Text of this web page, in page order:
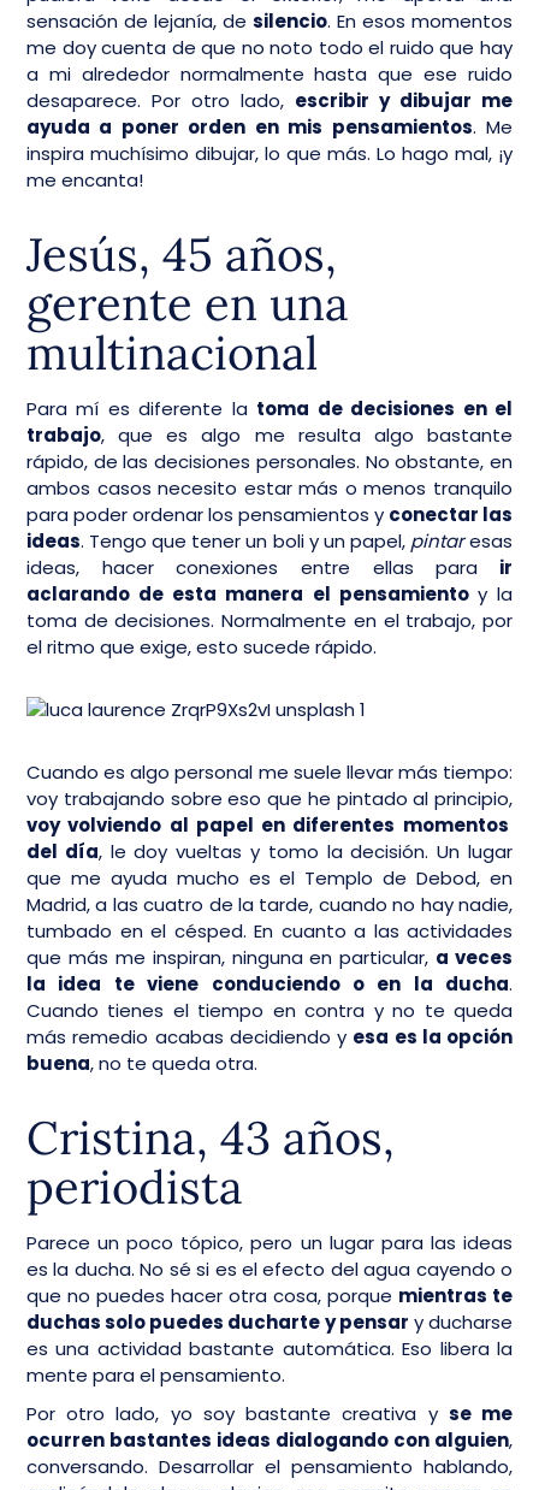
sensación de lejanía, de silencio. En esos momentos
me doy cuenta de que no noto todo el ruido que hay
a mi alrededor normalmente hasta que ese ruido
desaparece. Por otro lado, escribir y dibujar me
ayuda a poner orden en mis pensamientos. Me
inspira muchísimo dibujar, lo que más. Lo hago mal, ¡y
me encanta!
Jesús, 45 años,
gerente en una
multinacional
Para mí es diferente la toma de decisiones en el
trabajo, que es algo me resulta algo bastante
rápido, de las decisiones personales. No obstante, en
ambos casos necesito estar más o menos tranquilo
para poder ordenar los pensamientos y conectar las
ideas. Tengo que tener un boli y un papel, pintaresas
ideas, hacer conexiones entre ellas para ir
aclarando de esta manera el pensamiento y la
toma de decisiones. Normalmente en el trabajo, por
el ritmo que exige, esto sucede rápido.
Cuando es algo personal me suele llevar más tiempo:
voy trabajando sobre eso que he pintado al principio,
voy volviendo al papel en diferentes momentos
del día, le doy vueltas y tomo la decisión. Un lugar
que me ayuda mucho es el Templo de Debod, en
Madrid, a las cuatro de la tarde, cuando no hay nadie,
tumbado en el césped. En cuanto a las actividades
que más me inspiran, ninguna en particular, a veces
la idea te viene conduciendo o en la ducha.
Cuando tienes el tiempo en contra y no te queda
más remedio acabas decidiendo y esa es la opción
buena, no te queda otra.
Cristina, 43 años,
periodista
Parece un poco tópico, pero un lugar para las ideas
es la ducha. No sé si es el efecto del agua cayendo o
que no puedes hacer otra cosa, porque mientras te
duchas solo puedes ducharte y pensar y ducharse
es una actividad bastante automática. Eso libera la
mente para el pensamiento.
Por otro lado, yo soy bastante creativa y se me
ocurren bastantes ideas dialogando con alguien,
conversando. Desarrollar el pensamiento hablando,